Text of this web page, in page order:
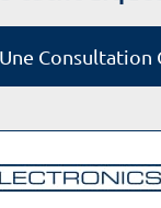
Consultation